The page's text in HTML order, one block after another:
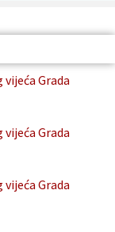
vijeća Grada
vijeća Grada
vijeća Grada